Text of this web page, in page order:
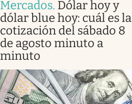
Mercados. Dólar hoy y
dólar blue hoy: cuál es la
cotización del sábado 8
de agosto minuto a
minuto